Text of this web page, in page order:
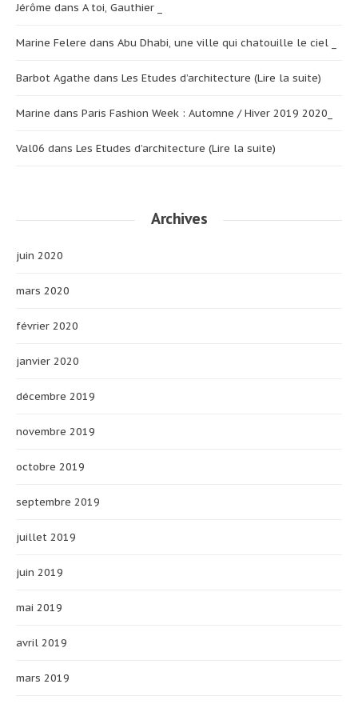
Jérôme dans A toi, Gauthier _
Marine Felere dans Abu Dhabi, une ville qui chatouille le ciel _
Barbot Agathe dans Les Etudes d’architecture (Lire la suite)
Marine dans Paris Fashion Week : Automne / Hiver 2019 2020_
Val06 dans Les Etudes d’architecture (Lire la suite)
Archives
juin 2020
mars 2020
février 2020
janvier 2020
décembre 2019
novembre 2019
octobre 2019
septembre 2019
juillet 2019
juin 2019
mai 2019
avril 2019
mars 2019